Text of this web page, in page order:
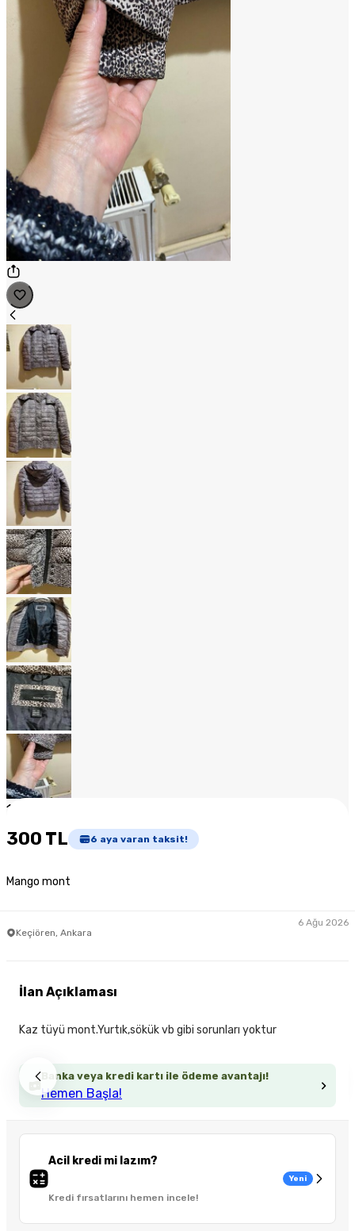
1
300 TL 6 aya varan taksit!
Mango mont
Keçiören, Ankara
6 Ağu 2026
Banka veya kredi kartı ile ödeme avantajı!
Hemen Başla!
Acil kredi mi lazım?
Kredi fırsatlarını hemen incele!
Yeni
İlan Açıklaması
Kaz tüyü mont.Yurtık,sökük vb gibi sorunları yoktur